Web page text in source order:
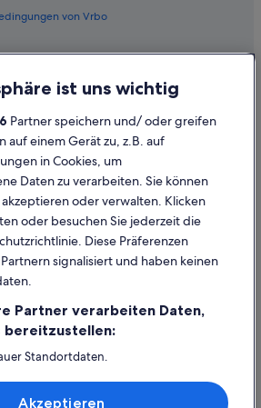
von Vrbo
von Inhalten
und Zeitrahmen
einer Gutschrift bei der Fluggesellschaft
ist uns wichtig
Partner speichern und/ oder greifen
auf einem Gerät zu, z.B. auf
in Cookies, um
Daten zu verarbeiten. Sie können
oder verwalten. Klicken
oder besuchen Sie jederzeit die
Diese Präferenzen
signalisiert und haben keinen
Partner verarbeiten Daten,
bereitzustellen:
Standortdaten.
Zugriff auf Informationen auf einem
Werbung und Inhalte, Messung
Akzeptieren